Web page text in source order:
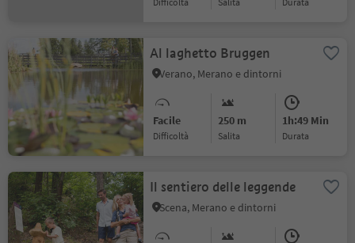
Al laghetto Bruggen
Verano, Merano e dintorni
Facile
Difficoltà
250 m
Salita
1h:49 Min
durata
Il sentiero delle leggende
Scena, Merano e dintorni